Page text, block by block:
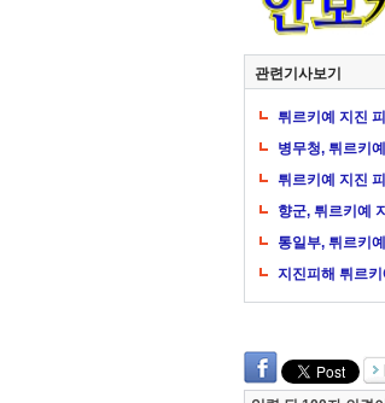
관련기사보기
튀르키예 지진
병무청, 튀르키
튀르키예 지진
향군, 튀르키예
통일부, 튀르키
지진피해 튀르